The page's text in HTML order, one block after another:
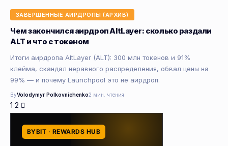
ЗАВЕРШЕННЫЕ АИРДРОПЫ (АРХИВ)
Чем закончился аирдроп AltLayer: сколько раздали
ALT и что с токеном
Итоги аирдропа AltLayer (ALT): 300 млн токенов и 91%
клейма, скандал неравного распределения, обвал цены на
99% — и почему Launchpool это не аирдроп.
ByVolodymyr Polkovnichenko2 мин. чтения
1 2
BYBIT · REWARDS HUB